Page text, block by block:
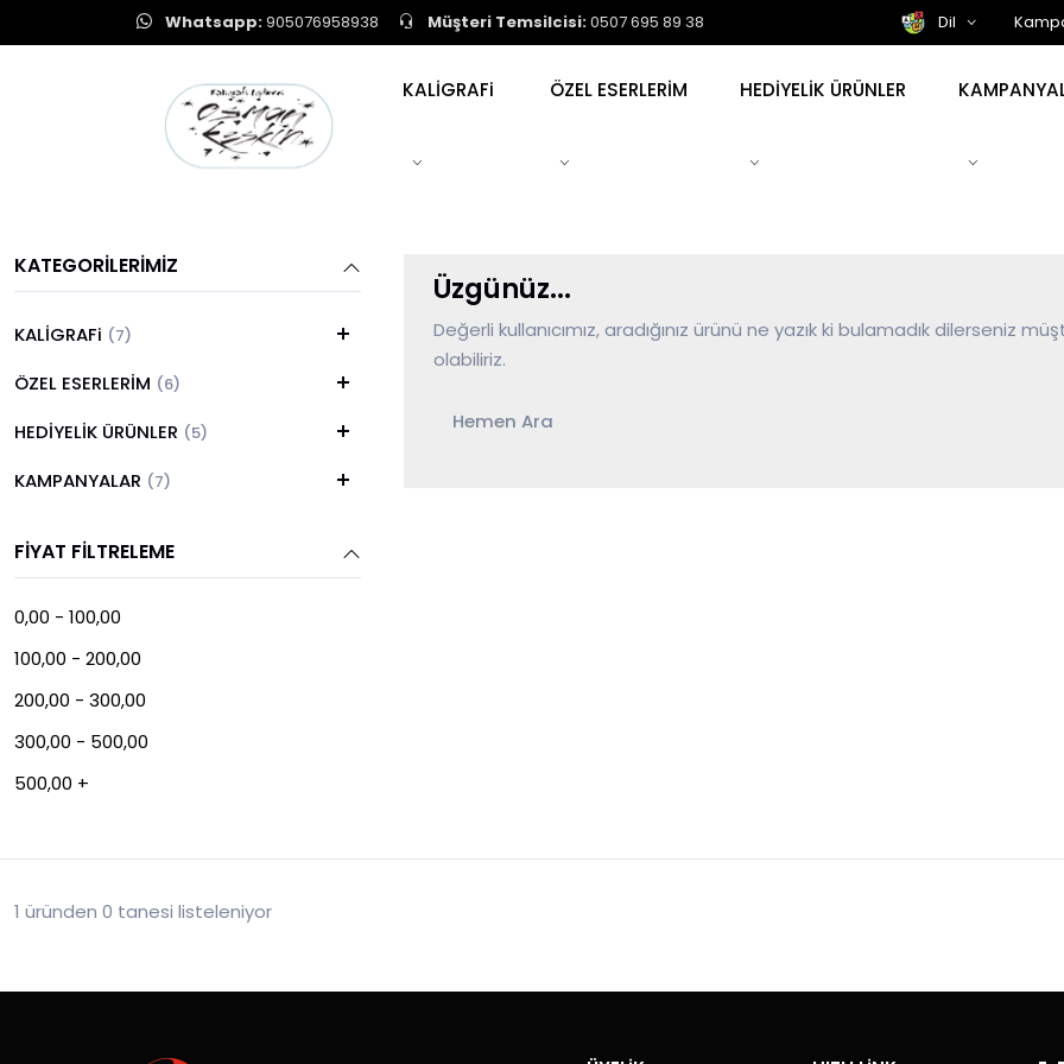
Whatsapp:905076958938 Müşteri Temsilcisi:0507 695 89 38 Dil
KALİGRAFi ÖZEL ESERLERİM HEDİYELİK ÜRÜNLER
KATEGORILERIMIZ
KALİGRAFi (7)
ÖZEL ESERLERİM (6)
HEDİYELİK ÜRÜNLER (5)
KAMPANYALAR (7)
FIYAT FILTRELEME
0,00 - 100,00
100,00 - 200,00
200,00 - 300,00
300,00 - 500,00
500,00 +
Üzgünüz...
Değerli kullanıcımız, aradığınız ürünü ne yazık ki bulamadık dilerseniz
olabiliriz.
Hemen Ara
1 üründen 0 tanesi listeleniyor